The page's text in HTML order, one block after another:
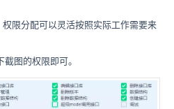
权限分配可以灵活按照实际工作需要来
图的权限即可。